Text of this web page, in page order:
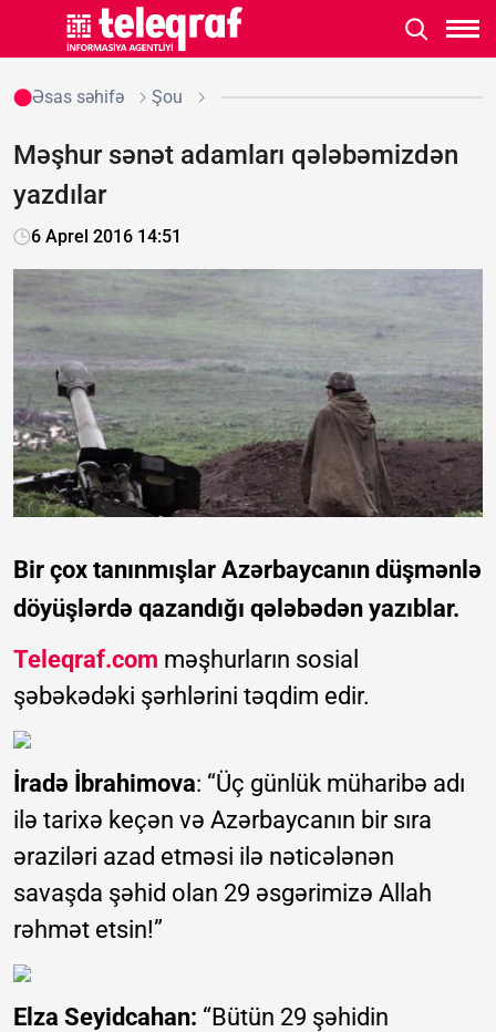
Əsas səhifə Şou
Məşhur sənət adamları qələbəmizdən
yazdılar
6 Aprel 2016 14:51
Bir çox tanınmışlar Azərbaycanın düşmənlə
döyüşlərdə qazandığı qələbədən yazıblar.
Teleqraf.com məşhurların sosial
şəbəkədəki şərhlərini təqdim edir.
İradə İbrahimova: “Üç günlük müharibə adı
ilə tarixə keçən və Azərbaycanın bir sıra
əraziləri azad etməsi ilə nəticələnən
savaşda şəhid olan 29 əsgərimizə Allah
rəhmət etsin!”
Elza Seyidcahan: “Bütün 29 şəhidin